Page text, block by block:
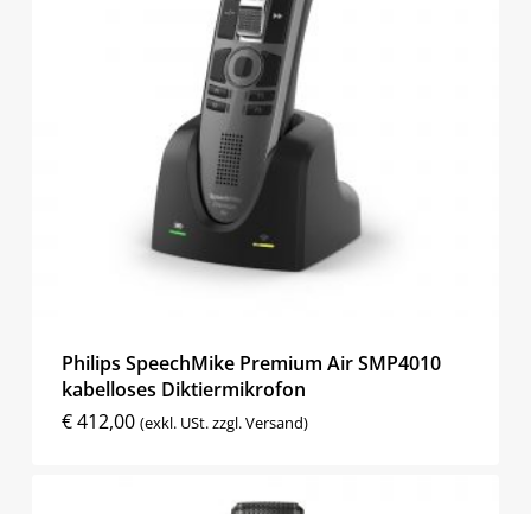
Philips SpeechMike Premium Air SMP4010
kabelloses Diktiermikrofon
€412,00 (exkl. USt. zzgl. Versand)